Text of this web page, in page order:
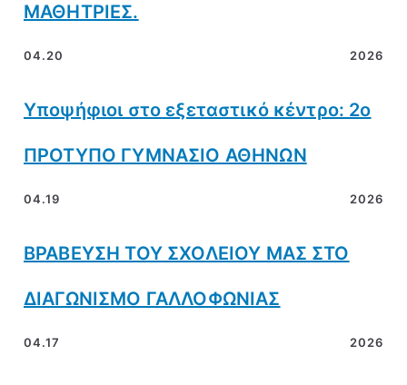
ΜΑΘΗΤΡΙΕΣ.
04.20 2026
Υποψήφιοι στο εξεταστικό κέντρο: 2ο
ΠΡΟΤΥΠΟ ΓΥΜΝΑΣΙΟ ΑΘΗΝΩΝ
04.19 2026
ΒΡΑΒΕΥΣΗ ΤΟΥ ΣΧΟΛΕΙΟΥ ΜΑΣ ΣΤΟ
ΔΙΑΓΩΝΙΣΜΟ ΓΑΛΛΟΦΩΝΙΑΣ
04.17 2026